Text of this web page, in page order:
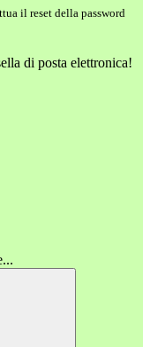
il reset della password
di posta elettronica!